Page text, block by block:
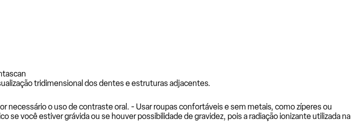
tridimensional dos dentes e estruturas adjacentes.
necessário o uso de contraste oral. - Usar roupas confortáveis e sem metais, como zíperes ou
você estiver grávida ou se houver possibilidade de gravidez, pois a radiação ionizante utilizada na